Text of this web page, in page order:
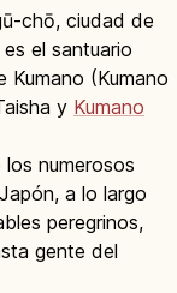
chō, ciudad de
el santuario
Kumano (Kumano
y Kumano
numerosos
a lo largo
peregrinos,
gente del